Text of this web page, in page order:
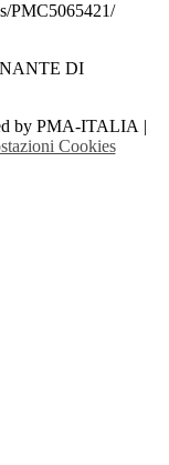
PMC5065421/
DI
by PMA-ITALIA |
Cookies